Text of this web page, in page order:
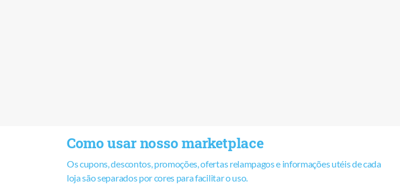
Como usar nosso marketplace
Os cupons, descontos, promoções, ofertas relampagos e informações utéis de cada
loja são separados por cores para facilitar o uso.